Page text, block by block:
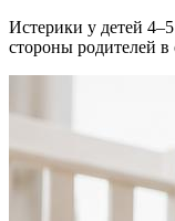
Истерики у детей
стороны родителей